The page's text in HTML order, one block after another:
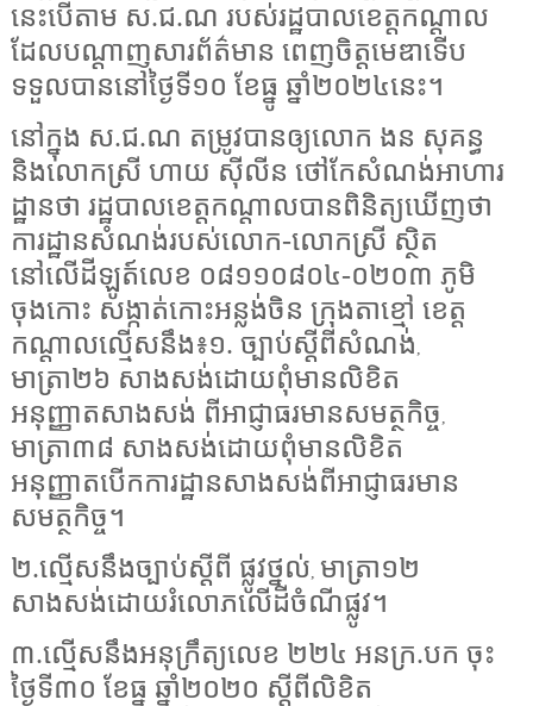
នេះបើតាម ស.ជ.ណ របស់រដ្ឋបាលខេត្តកណ្ដាល
ដែលបណ្ដាញសារព័ត៌មាន ពេញចិត្តមេឌាទើប
ទទួលបាននៅថ្ងៃទី១០ ខែធ្នូ ឆ្នាំ២០២៤នេះ។
នៅក្នុង ស.ជ.ណ តម្រូវបានឲ្យលោក ងន សុគន្ធ
និងលោកស្រី ហាយ ស៊ីលីន ថៅកែសំណង់អាហារ
ដ្ឋានថា រដ្ឋបាលខេត្តកណ្តាលបានពិនិត្យឃើញថា
ការដ្ឋានសំណង់របស់លោក-លោកស្រី ស្ថិត
នៅលើដីឡូត៍លេខ ០៨១១០៨០៤-០២០៣ ភូមិ
ចុងកោះ សង្កាត់កោះអន្លង់ចិន ក្រុងតាខ្មៅ ខេត្ត
កណ្តាលល្មើសនឹង៖១. ច្បាប់ស្តីពីសំណង់ ,
មាត្រា២៦ សាងសង់ដោយពុំមានលិខិត
អនុញ្ញាតសាងសង់ ពីអាជ្ញាធរមានសមត្ថកិច្ច ,
មាត្រា៣៨ សាងសង់ដោយពុំមានលិខិត
អនុញ្ញាតបើកការដ្ឋានសាងសង់ពីអាជ្ញាធរមាន
សមត្ថកិច្ច។
២.ល្មើសនឹងច្បាប់ស្តីពី ផ្លូវថ្នល់, មាត្រា១២
សាងសង់ដោយរំលោភលើដីចំណីផ្លូវ។
៣.ល្មើសនឹងអនុក្រឹត្យលេខ ២២៤ អនក្រ.បក ចុះ
ថ្ងៃទី៣០ ខែធ្នូ ឆ្នាំ២០២០ ស្តីពីលិខិត